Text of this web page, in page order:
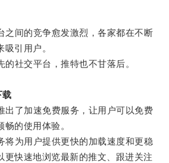
间的竞争愈发激烈，各家都在不断
引用户。
社交平台，推特也不甘落后。
载
了加速免费服务，让用户可以免费
的使用体验。
为用户提供更快的加载速度和更稳
更快速地浏览最新的推文、跟进关注